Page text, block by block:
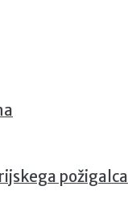
požigalca